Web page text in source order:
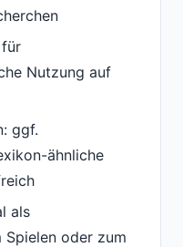
Nutzung auf
ggf.
ähnliche
als
Spielen oder zum